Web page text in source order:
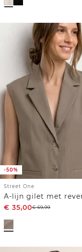
-50%
Street One
€ 35,00€69,99